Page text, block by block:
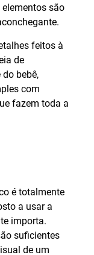
são
feitos à
de
bebê,
com
fazem toda a
é totalmente
a usar a
importa.
suficientes
de um